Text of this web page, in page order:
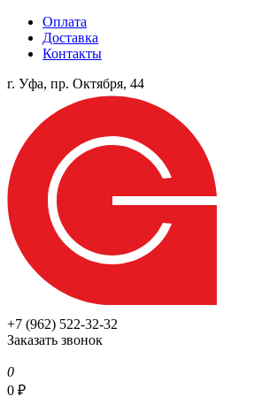
Оплата
Доставка
Контакты
г. Уфа, пр. Октября, 44
+7 (962) 522-32-32
Заказать звонок
0
0 ₽